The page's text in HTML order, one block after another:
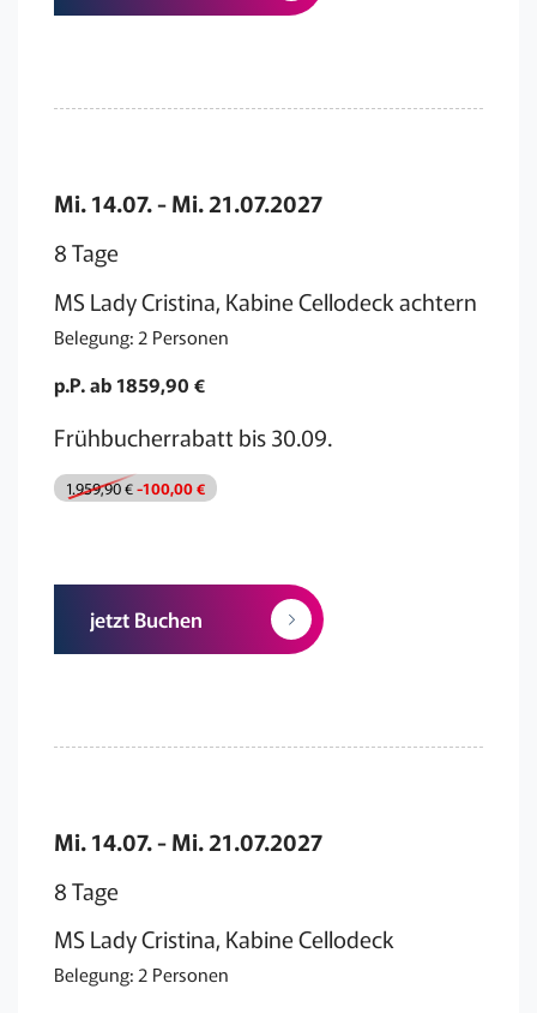
Mi. 14.07. - Mi. 21.07.2027
8 Tage
MS Lady Cristina, Kabine Cellodeck achtern
Belegung: 2 Personen
p.P. ab 1859,90 €
Frühbucherrabatt bis 30.09.
1.959,90 €-100,00 €
jetzt Buchen
Mi. 14.07. - Mi. 21.07.2027
8 Tage
MS Lady Cristina, Kabine Cellodeck
Belegung: 2 Personen